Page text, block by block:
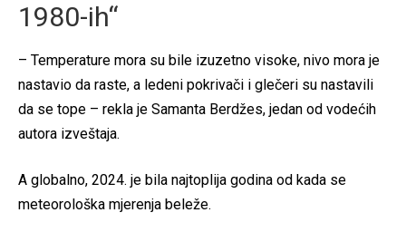
1980-ih“
– Temperature mora su bile izuzetno visoke, nivo mora je
nastavio da raste, a ledeni pokrivači i glečeri su nastavili
da se tope – rekla je Samanta Berdžes, jedan od vodećih
autora izveštaja.
A globalno, 2024. je bila najtoplija godina od kada se
meteorološka mjerenja beleže.